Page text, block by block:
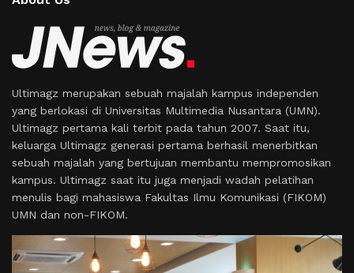
Ultimagz merupakan sebuah majalah kampus independen
yang berlokasi di Universitas Multimedia Nusantara (UMN).
Ultimagz pertama kali terbit pada tahun 2007. Saat itu,
keluarga Ultimagz generasi pertama berhasil menerbitkan
sebuah majalah yang bertujuan membantu mempromosikan
kampus. Ultimagz saat itu juga menjadi wadah pelatihan
menulis bagi mahasiswa Fakultas Ilmu Komunikasi (FIKOM)
UMN dan non-FIKOM.